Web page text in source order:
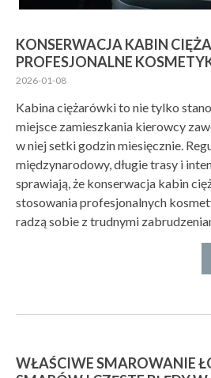
KONSERWACJA KABIN
PROFESJONALNE
2026-01-08
Kabina ciężarówki to nie tylko
miejsce zamieszkania kierowcy
w niej setki godzin miesięcznie.
międzynarodowy, długie trasy i
sprawiają, że konserwacja kabin
stosowania profesjonalnych
radzą sobie z trudnymi
WŁAŚCIWE SMAROWANIE